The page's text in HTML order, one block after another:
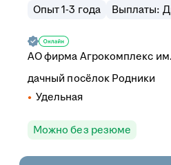
Опыт 1-3 года Выплаты:
АОфирма Агрокомплекс
дачный посёлок Родники
Удельная
Можно без резюме